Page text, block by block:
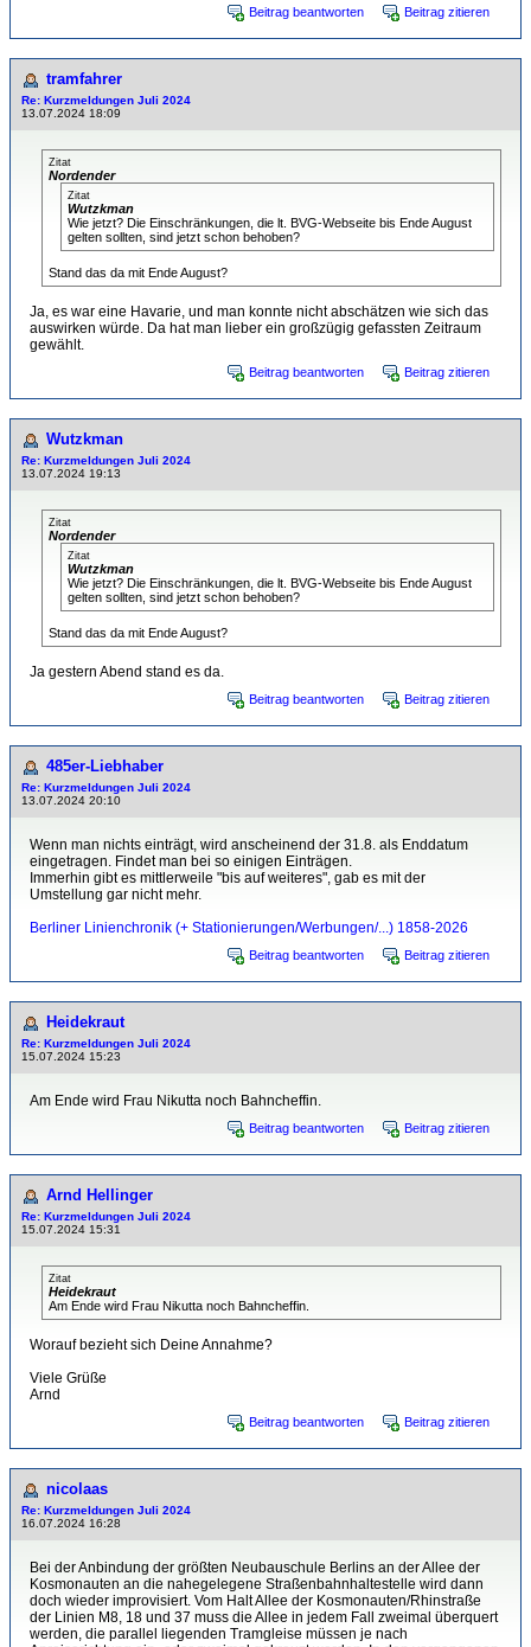
Beitrag beantworten Beitrag zitieren
tramfahrer
Re: Kurzmeldungen Juli 2024
13.07.2024 18:09
Zitat
Nordender
Zitat
Wutzkman
Wie jetzt? Die Einschränkungen, die lt. BVG-Webseite bis Ende August
gelten sollten, sind jetzt schon behoben?
Stand das da mit Ende August?
Ja, es war eine Havarie, und man konnte nicht abschätzen wie sich das
auswirken würde. Da hat man lieber ein großzügig gefassten Zeitraum
gewählt.
Beitrag beantworten Beitrag zitieren
Wutzkman
Re: Kurzmeldungen Juli 2024
13.07.2024 19:13
Zitat
Nordender
Zitat
Wutzkman
Wie jetzt? Die Einschränkungen, die lt. BVG-Webseite bis Ende August
gelten sollten, sind jetzt schon behoben?
Stand das da mit Ende August?
Ja gestern Abend stand es da.
Beitrag beantworten Beitrag zitieren
485er-Liebhaber
Re: Kurzmeldungen Juli 2024
13.07.2024 20:10
Wenn man nichts einträgt, wird anscheinend der 31.8. als Enddatum
eingetragen. Findet man bei so einigen Einträgen.
Immerhin gibt es mittlerweile "bis auf weiteres", gab es mit der
Umstellung gar nicht mehr.
Berliner Linienchronik (+ Stationierungen/Werbungen/...) 1858-2026
Beitrag beantworten Beitrag zitieren
Heidekraut
Re: Kurzmeldungen Juli 2024
15.07.2024 15:23
Am Ende wird Frau Nikutta noch Bahncheffin.
Beitrag beantworten Beitrag zitieren
Arnd Hellinger
Re: Kurzmeldungen Juli 2024
15.07.2024 15:31
Zitat
Heidekraut
Am Ende wird Frau Nikutta noch Bahncheffin.
Worauf bezieht sich Deine Annahme?
Viele Grüße
Arnd
Beitrag beantworten Beitrag zitieren
nicolaas
Re: Kurzmeldungen Juli 2024
16.07.2024 16:28
Bei der Anbindung der größten Neubauschule Berlins an der Allee der
Kosmonauten an die nahegelegene Straßenbahnhaltestelle wird dann
doch wieder improvisiert. Vom Halt Allee der Kosmonauten/Rhinstraße
der Linien M8, 18 und 37 muss die Allee in jedem Fall zweimal überquert
werden, die parallel liegenden Tramgleise müssen je nach